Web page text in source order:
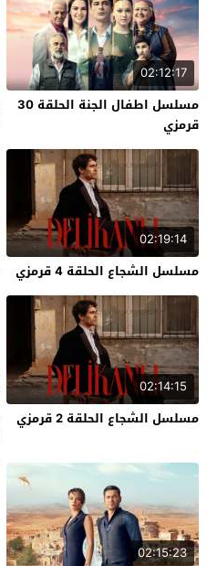
02:12:17
مسلسل اطفال الجنة الحلقة 30
قرمزي
02:19:14
مسلسل الشجاع الحلقة 4 قرمزي
02:14:15
مسلسل الشجاع الحلقة 2 قرمزي
02:15:23